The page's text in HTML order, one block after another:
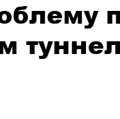
Swiss Афиша